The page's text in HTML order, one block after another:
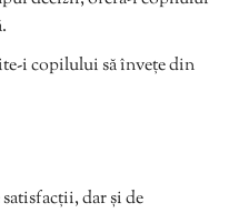
i copilului să învețe din
dar și de